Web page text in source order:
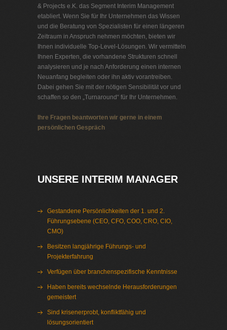
& Projects e.K. das Segment Interim Management
etabliert. Wenn Sie für Ihr Unternehmen das Wissen
und die Beratung von Spezialisten für einen längeren
Zeitraum in Anspruch nehmen möchten, bieten wir
Ihnen individuelle Top-Level-Lösungen. Wir vermitteln
Ihnen Experten, die vorhandene Strukturen schnell
analysieren und je nach Anforderung einen internen
Neuanfang begleiten oder ihn aktiv vorantreiben.
Dabei gehen Sie mit der nötigen Sensibilität vor und
schaffen so den „Turnaround“ für Ihr Unternehmen.
Ihre Fragen beantworten wir gerne in einem
persönlichen Gespräch
UNSERE INTERIM MANAGER
Gestandene Persönlichkeiten der 1. und 2.
Führungsebene (CEO, CFO, COO, CRO, CIO,
CMO)
Besitzen langjährige Führungs- und
Projekterfahrung
Verfügen über branchenspezifische Kenntnisse
Haben bereits wechselnde Herausforderungen
gemeistert
Sind krisenerprobt, konfliktfähig und
lösungsorientiert